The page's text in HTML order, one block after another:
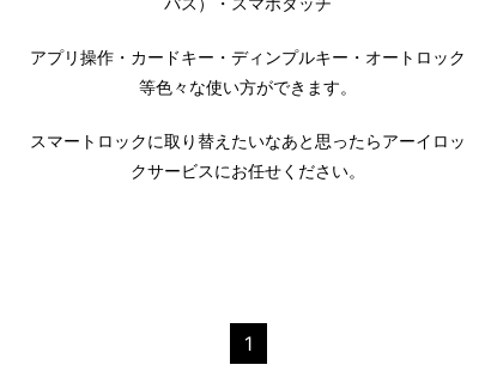
アプリ操作・カードキー・ディンプルキー・オートロック
等色々な使い方ができます。
スマートロックに取り替えたいなあと思ったらアーイロッ
クサービスにお任せください。
1